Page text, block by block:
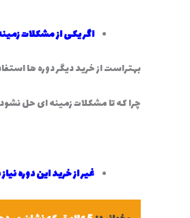
اگر یکی از مشکلات
بهتراست از خرید دیگر دوره ها
چرا که تا مشکلات زمینه ای حل
غیر از خرید این دوره